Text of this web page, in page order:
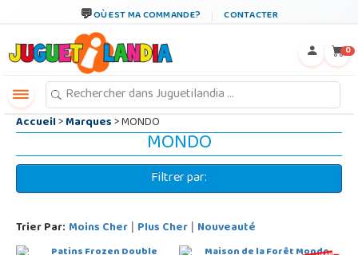
OÙ EST MA COMMANDE? CONTACTER
0
Accueil>Marques> MONDO
MONDO
Filtrer par:
Trier Par: Moins Cher | Plus Cher | Nouveauté